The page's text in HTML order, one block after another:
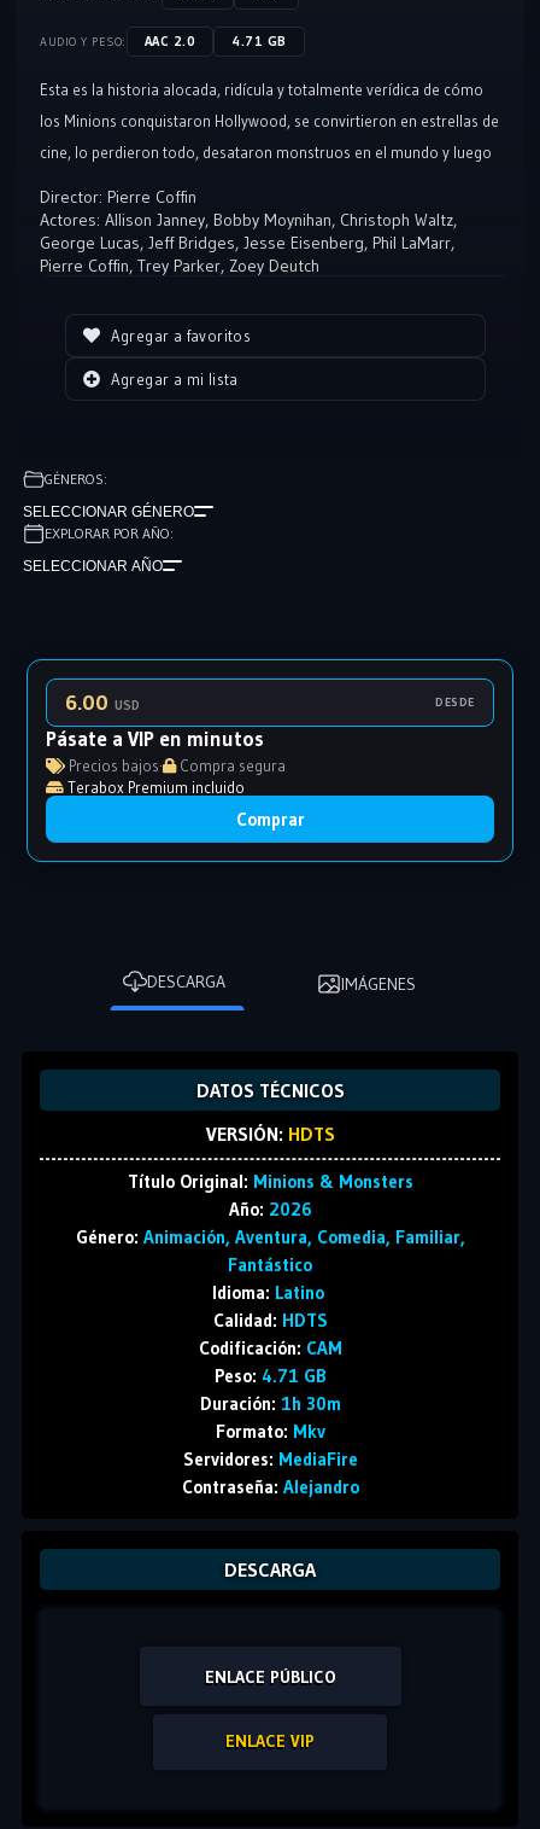
AUDIO Y PESO: AAC 2.0 4.71 GB
Esta es la historia alocada, ridícula y totalmente verídica de cómo
los Minions conquistaron Hollywood, se convirtieron en estrellas de
cine, lo perdieron todo, desataron monstruos en el mundo y luego
crear.
Director: Pierre Coffin
Actores: Allison Janney, Bobby Moynihan, Christoph Waltz,
George Lucas, Jeff Bridges, Jesse Eisenberg, Phil LaMarr,
Pierre Coffin, Trey Parker, Zoey Deutch
Agregar a favoritos
Agregar a mi lista
GÉNEROS:
SELECCIONAR GÉNERO
EXPLORAR POR AÑO:
SELECCIONAR AÑO
6.00USD DESDE
Pásate a VIP en minutos
Precios bajos·
Compra segura
Terabox Premium incluido
Comprar
DESCARGA IMÁGENES
DATOS TÉCNICOS
VERSIÓN: HDTS
Título Original: Minions & Monsters
Año: 2026
Género: Animación, Aventura, Comedia, Familiar,
Fantástico
Idioma: Latino
Calidad: HDTS
Codificación: CAM
Peso: 4.71 GB
Duración: 1h 30m
Formato: Mkv
Servidores: MediaFire
Contraseña: Alejandro
DESCARGA
ENLACE PÚBLICO
ENLACE VIP